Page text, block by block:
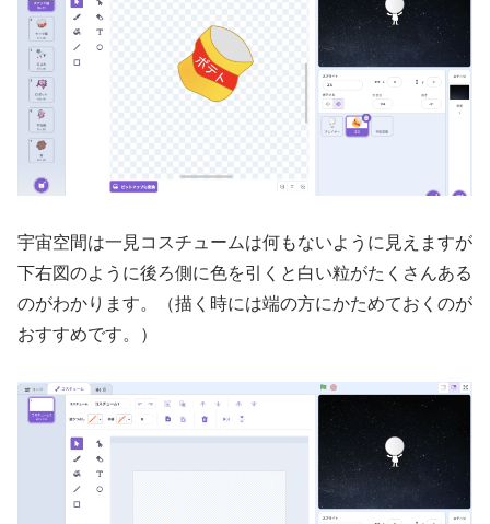
宇宙空間は一見コスチュームは何もないように見えますが
下右図のように後ろ側に色を引くと白い粒がたくさんある
のがわかります。（描く時には端の方にかためておくのが
おすすめです。）